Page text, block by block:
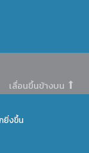
เลื่อนขึ้นข้างบน
ยิ่งขึ้น